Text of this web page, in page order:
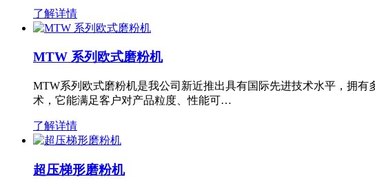
了解详情
MTW 系列欧式磨粉机
MTW系列欧式磨粉机是我公司新近推出具有国际先进技术水平，拥
术，它能满足客户对产品粒度、性能可…
了解详情
超压梯形磨粉机